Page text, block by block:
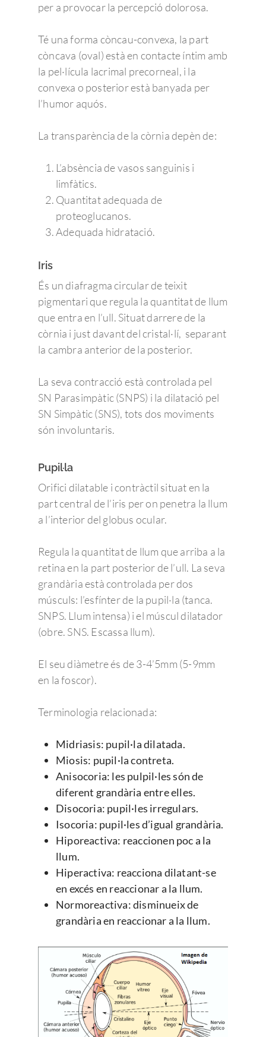
per a provocar la percepció dolorosa.
Té una forma còncau-convexa, la part
còncava (oval) està en contacte íntim amb
la pel·lícula lacrimal precorneal, i la
convexa o posterior està banyada per
l’humor aquós.
La transparència de la còrnia depèn de:
L’absència de vasos sanguinis i
limfàtics.
Quantitat adequada de
proteoglucanos.
Adequada hidratació.
Iris
És un diafragma circular de teixit
pigmentari que regula la quantitat de llum
que entra en l’ull. Situat darrere de la
còrnia i just davant del cristal·lí, separant
la cambra anterior de la posterior.
La seva contracció està controlada pel
SN Parasimpàtic (SNPS) i la dilatació pel
SN Simpàtic (SNS), tots dos moviments
són involuntaris.
Pupil·la
Orifici dilatable i contràctil situat en la
part central de l’iris per on penetra la llum
a l’interior del globus ocular.
Regula la quantitat de llum que arriba a la
retina en la part posterior de l’ull. La seva
grandària està controlada per dos
músculs: l’esfínter de la pupil·la (tanca.
SNPS. Llum intensa) i el múscul dilatador
(obre. SNS. Escassa llum).
El seu diàmetre és de 3-4’5mm (5-9mm
en la foscor).
Terminologia relacionada:
Midriasis: pupil·la dilatada.
Miosis: pupil·la contreta.
Anisocoria: les pulpil·les són de
diferent grandària entre elles.
Disocoria: pupil·les irregulars.
Isocoria: pupil·les d’igual grandària.
Hiporeactiva: reaccionen poc a la
llum.
Hiperactiva: reacciona dilatant-se
en excés en reaccionar a la llum.
Normoreactiva: disminueix de
grandària en reaccionar a la llum.